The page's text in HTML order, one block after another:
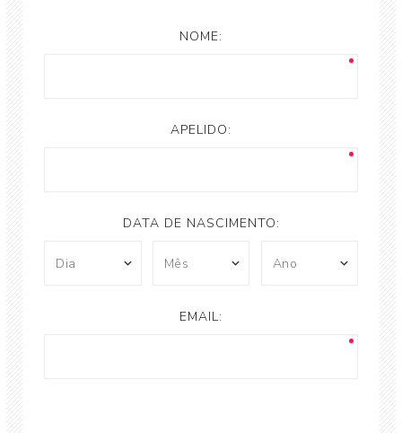
NOME:
APELIDO:
DATA DE NASCIMENTO:
EMAIL: